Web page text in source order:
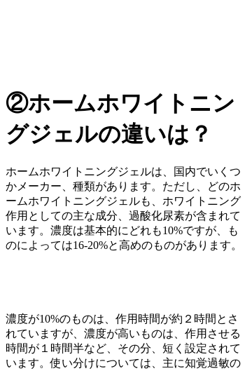
②ホームホワイトニン
グジェルの違いは？
ホームホワイトニングジェルは、国内でいくつ
かメーカー、種類があります。ただし、どのホ
ームホワイトニングジェルも、ホワイトニング
作用としての主な成分、過酸化尿素が含まれて
います。濃度は基本的にどれも10%ですが、も
のによっては16-20%と高めのものがあります。
濃度が10%のものは、作用時間が約２時間とさ
れていますが、濃度が高いものは、作用させる
時間が１時間半など、その分、短く設定されて
います。使い分けについては、主に知覚過敏の